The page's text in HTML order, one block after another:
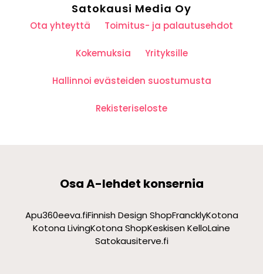
Satokausi Media Oy
Ota yhteyttä Toimitus- ja palautusehdot
Kokemuksia Yrityksille
Hallinnoi evästeiden suostumusta
Rekisteriseloste
Osa A-lehdet konsernia
Apu360eeva.fiFinnish Design ShopFrancklyKotona
Kotona LivingKotona ShopKeskisen KelloLaine
Satokausiterve.fi